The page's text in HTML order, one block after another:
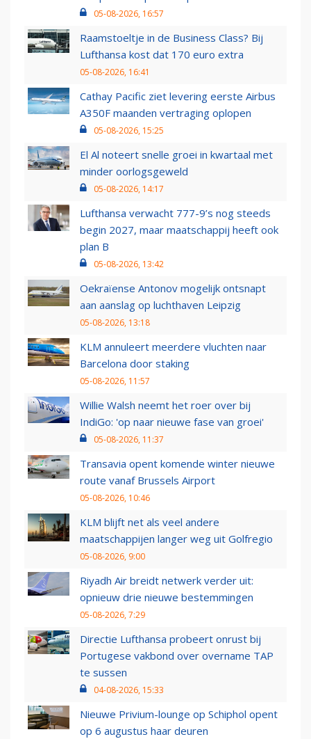
05-08-2026, 16:57
Raamstoeltje in de Business Class? Bij
Lufthansa kost dat 170 euro extra
05-08-2026, 16:41
Cathay Pacific ziet levering eerste Airbus
A350F maanden vertraging oplopen
05-08-2026, 15:25
El Al noteert snelle groei in kwartaal met
minder oorlogsgeweld
05-08-2026, 14:17
Lufthansa verwacht 777-9’s nog steeds
begin 2027, maar maatschappij heeft ook
plan B
05-08-2026, 13:42
Oekraïense Antonov mogelijk ontsnapt
aan aanslag op luchthaven Leipzig
05-08-2026, 13:18
KLM annuleert meerdere vluchten naar
Barcelona door staking
05-08-2026, 11:57
Willie Walsh neemt het roer over bij
IndiGo: 'op naar nieuwe fase van groei'
05-08-2026, 11:37
Transavia opent komende winter nieuwe
route vanaf Brussels Airport
05-08-2026, 10:46
KLM blijft net als veel andere
maatschappijen langer weg uit Golfregio
05-08-2026, 9:00
Riyadh Air breidt netwerk verder uit:
opnieuw drie nieuwe bestemmingen
05-08-2026, 7:29
Directie Lufthansa probeert onrust bij
Portugese vakbond over overname TAP
te sussen
04-08-2026, 15:33
Nieuwe Privium-lounge op Schiphol opent
op 6 augustus haar deuren